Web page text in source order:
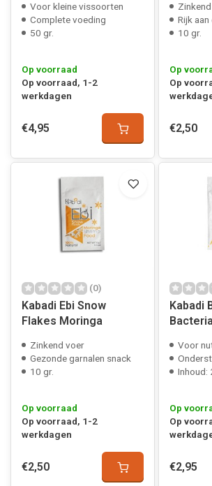
Voor kleine vissoorten
Complete voeding
50 gr.
Op voorraad
Op voorraad, 1-2
werkdagen
€4,95
Rijk
10 gr.
Op
Op
€2,50
(0)
Kabadi Ebi Snow
Flakes Moringa
Zinkend voer
Gezonde garnalen snack
10 gr.
Op voorraad
Op voorraad, 1-2
werkdagen
€2,50
Kabadi
Voor
Inhoud:
Op
Op
€2,95